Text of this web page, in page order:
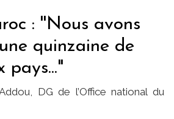
: ''Nous avons
quinzaine de
pays..."
DG de l’Office national du